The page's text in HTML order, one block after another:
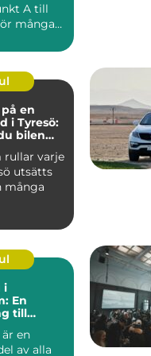
A till
många
en
i Tyresö:
bilen
rullar varje
utsätts
många
i
En
till
en
av alla